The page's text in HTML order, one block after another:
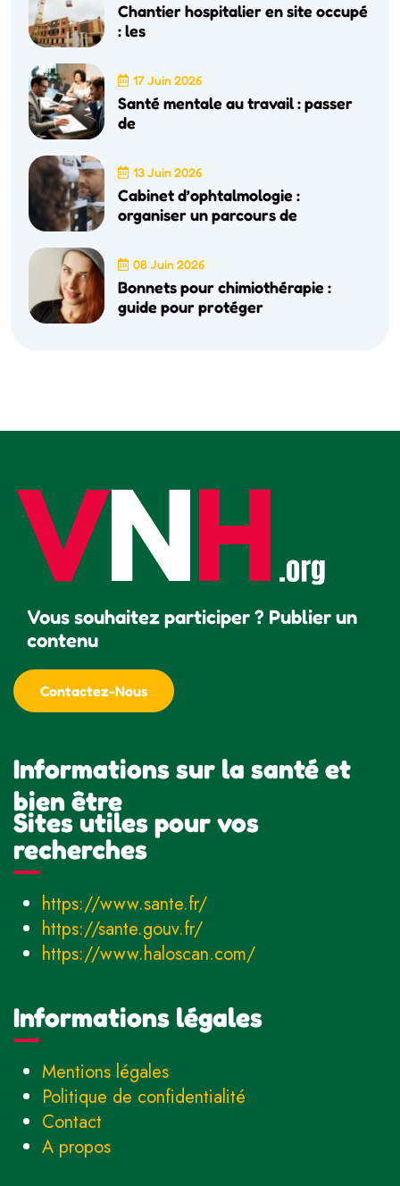
Chantier hospitalier en site occupé
: les
17 Juin 2026
Santé mentale au travail : passer
de
13 Juin 2026
Cabinet d’ophtalmologie :
organiser un parcours de
08 Juin 2026
Bonnets pour chimiothérapie :
guide pour protéger
Vous souhaitez participer ? Publier un
contenu
Contactez-Nous
Informations sur la santé et
bien être
Sites utiles pour vos
recherches
https://www.sante.fr/
https://sante.gouv.fr/
https://www.haloscan.com/
Informations légales
Mentions légales
Politique de confidentialité
Contact
A propos